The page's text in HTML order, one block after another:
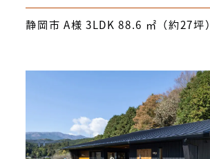
静岡市 A様 3LDK 88.6 ㎡（約27坪）